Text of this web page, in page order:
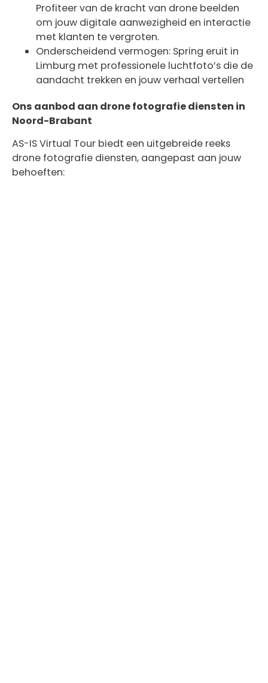
Profiteer van de kracht van drone beelden
om jouw digitale aanwezigheid en interactie
met klanten te vergroten.
Onderscheidend vermogen: Spring eruit in
Limburg met professionele luchtfoto’s die de
aandacht trekken en jouw verhaal vertellen
Ons aanbod aan drone fotografie diensten in
Noord-Brabant
AS-IS Virtual Tour biedt een uitgebreide reeks
drone fotografie diensten, aangepast aan jouw
behoeften: